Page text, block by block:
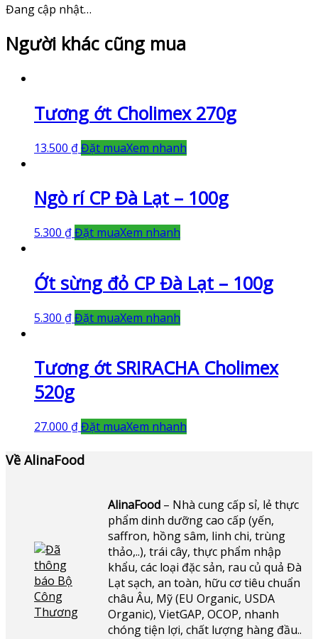
Đang cập nhật…
Người khác cũng mua
Tương ớt Cholimex 270g
13.500 ₫Đặt muaXem nhanh
Ngò rí CP Đà Lạt – 100g
5.300 ₫Đặt muaXem nhanh
Ớt sừng đỏ CP Đà Lạt – 100g
5.300 ₫Đặt muaXem nhanh
Tương ớt SRIRACHA Cholimex
520g
27.000 ₫Đặt muaXem nhanh
Về AlinaFood
AlinaFood– Nhà cung cấp sỉ, lẻ thực
phẩm dinh dưỡng cao cấp (yến,
saffron, hồng sâm, linh chi, trùng
thảo,..), trái cây, thực phẩm nhập
khẩu, các loại đặc sản, rau củ quả Đà
Lạt sạch, an toàn, hữu cơ tiêu chuẩn
châu Âu, Mỹ (EU Organic, USDA
Organic), VietGAP, OCOP, nhanh
chóng tiện lợi, chất lượng hàng đầu..